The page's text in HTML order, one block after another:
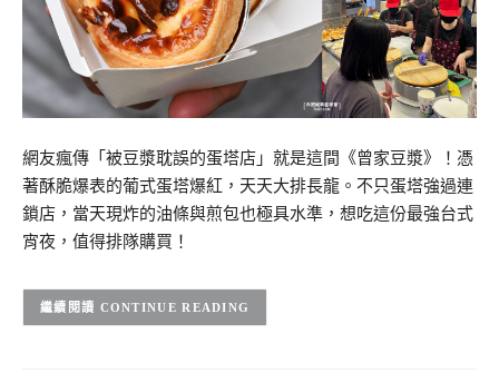
網友瘋傳「被豆漿耽誤的蛋塔店」就是這間《曾家豆漿》！憑
著酥脆爆表的葡式蛋塔爆紅，天天大排長龍。不只蛋塔強過連
鎖店，當天現炸的油條與煎包也極具水準，想吃這份最強台式
宵夜，值得排隊購買！
CONTINUE READING